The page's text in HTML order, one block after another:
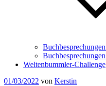
Weltenbummler-Challenge
Veröffentlicht
01/03/2022 von Kerstin